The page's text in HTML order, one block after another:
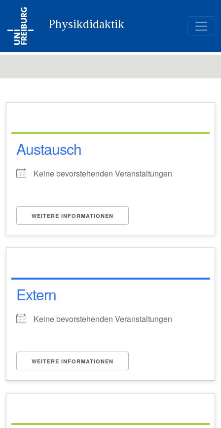
Physikdidaktik
Austausch
Keine bevorstehenden Veranstaltungen
WEITERE INFORMATIONEN
Extern
Keine bevorstehenden Veranstaltungen
WEITERE INFORMATIONEN